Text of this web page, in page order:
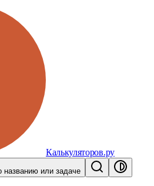
Калькуляторов.ру
названию или задаче